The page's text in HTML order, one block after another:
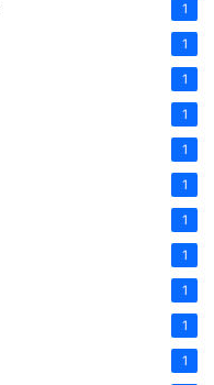
1
1
1
1
1
1
1
1
1
1
1